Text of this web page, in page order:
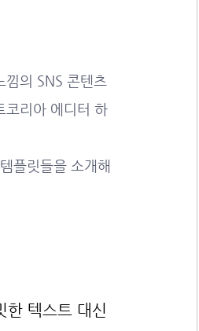
의 SNS 콘텐츠
코리아 에디터 하
플릿들을 소개해
한 텍스트 대신